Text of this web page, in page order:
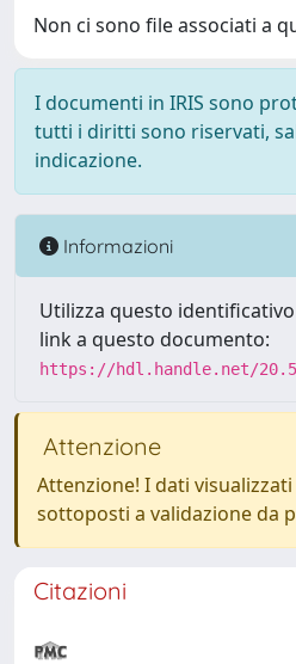
Non ci sono file associati a
I documenti in IRIS sono
tutti i diritti sono riservati,
indicazione.
Informazioni
Utilizza questo
link a questo documento:
https://hdl.handle.net/
Attenzione
Attenzione! I dati
sottoposti a validazione da
Citazioni